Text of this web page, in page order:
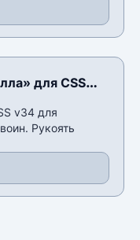
для CSS
v34 для
Рукоять